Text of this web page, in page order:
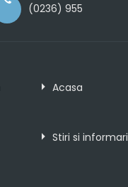
(0236) 955
Acasa
Stiri si informari